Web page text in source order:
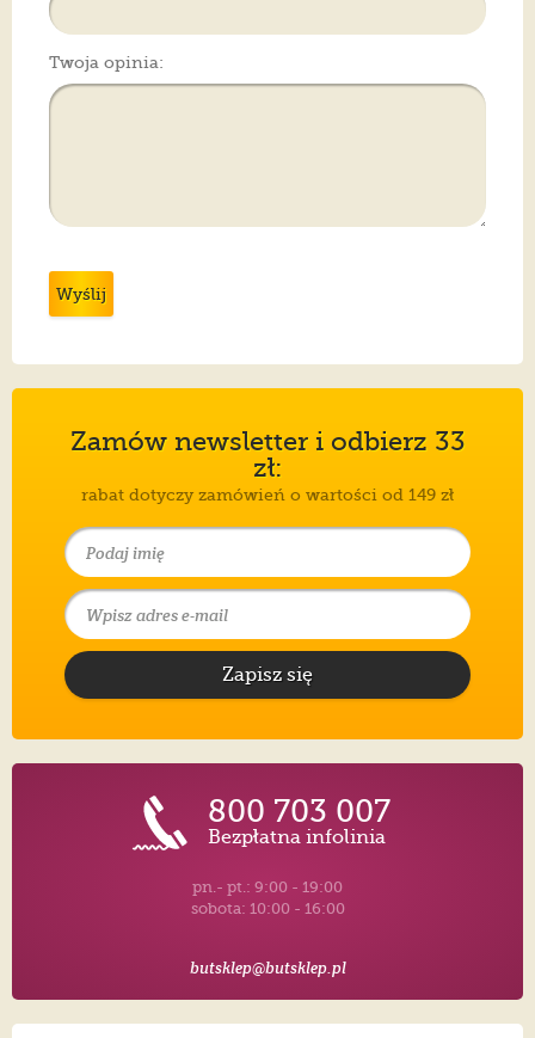
Twoja opinia:
Wyślij
Zamów newsletter i odbierz 33
zł:
rabat dotyczy zamówień o wartości od 149 zł
Zapisz się
800 703 007
Bezpłatna infolinia
pn.- pt.: 9:00 - 19:00
sobota: 10:00 - 16:00
butsklep@butsklep.pl